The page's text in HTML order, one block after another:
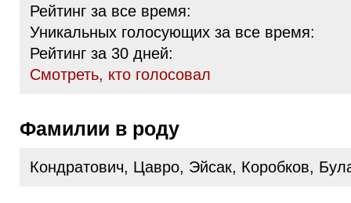
Рейтинг за все время:
Уникальных голосующих за все время:
Рейтинг за 30 дней:
Cмотреть, кто голосовал
Фамилии в роду
Кондратович, Цавро, Эйсак, Коробков,